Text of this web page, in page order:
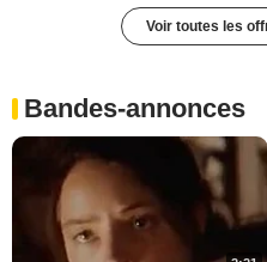
Voir toutes les
Bandes-annonces